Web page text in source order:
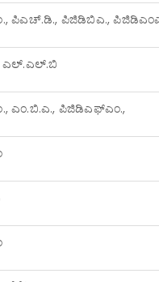
ಪಿಎಚ್.ಡಿ., ಪಿಜಿಡಿಬಿಎ.,
ಎಲ್.ಎಲ್.ಬಿ
ಎಂ.ಬಿ.ಎ., ಪಿಜಿಡಿಎಫ್‍ಎಂ.,